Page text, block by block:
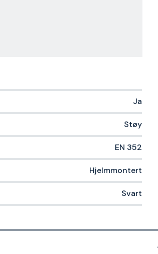
Ja
Støy
EN 352
Hjelmmontert
Svart